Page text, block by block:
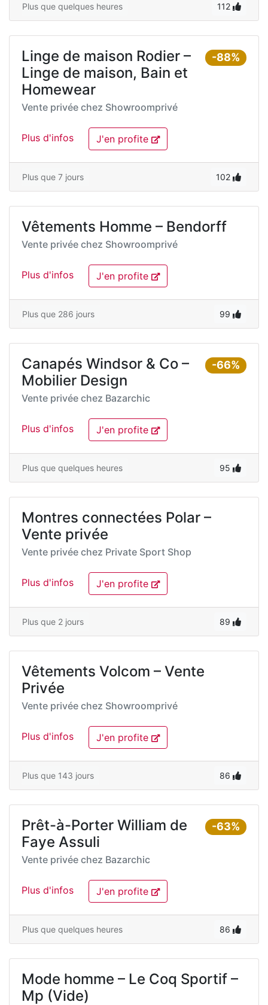
Plus que quelques heures 112
-88%
Linge de maison Rodier –
Linge de maison, Bain et
Homewear
Vente privée chez Showroomprivé
Plus d'infos J'en profite
Plus que 7 jours 102
Vêtements Homme – Bendorff
Vente privée chez Showroomprivé
Plus d'infos J'en profite
Plus que 286 jours 99
-66%
Canapés Windsor & Co –
Mobilier Design
Vente privée chez Bazarchic
Plus d'infos J'en profite
Plus que quelques heures 95
Montres connectées Polar –
Vente privée
Vente privée chez Private Sport Shop
Plus d'infos J'en profite
Plus que 2 jours 89
Vêtements Volcom – Vente
Privée
Vente privée chez Showroomprivé
Plus d'infos J'en profite
Plus que 143 jours 86
-63%
Prêt-à-Porter William de
Faye Assuli
Vente privée chez Bazarchic
Plus d'infos J'en profite
Plus que quelques heures 86
Mode homme – Le Coq Sportif –
Mp (Vide)